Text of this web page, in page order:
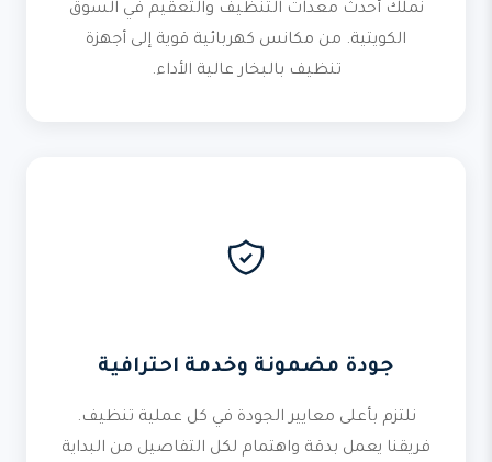
نملك أحدث معدات التنظيف والتعقيم في السوق
الكويتية. من مكانس كهربائية قوية إلى أجهزة
تنظيف بالبخار عالية الأداء.
جودة مضمونة وخدمة احترافية
نلتزم بأعلى معايير الجودة في كل عملية تنظيف.
فريقنا يعمل بدقة واهتمام لكل التفاصيل من البداية